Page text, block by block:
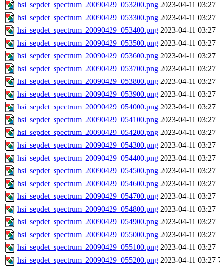
hsi_sepdet_spectrum_20090429_053200.png 2023-04-11 03:27
hsi_sepdet_spectrum_20090429_053300.png 2023-04-11 03:27
hsi_sepdet_spectrum_20090429_053400.png 2023-04-11 03:27
hsi_sepdet_spectrum_20090429_053500.png 2023-04-11 03:27
hsi_sepdet_spectrum_20090429_053600.png 2023-04-11 03:27
hsi_sepdet_spectrum_20090429_053700.png 2023-04-11 03:27
hsi_sepdet_spectrum_20090429_053800.png 2023-04-11 03:27
hsi_sepdet_spectrum_20090429_053900.png 2023-04-11 03:27
hsi_sepdet_spectrum_20090429_054000.png 2023-04-11 03:27
hsi_sepdet_spectrum_20090429_054100.png 2023-04-11 03:27
hsi_sepdet_spectrum_20090429_054200.png 2023-04-11 03:27
hsi_sepdet_spectrum_20090429_054300.png 2023-04-11 03:27
hsi_sepdet_spectrum_20090429_054400.png 2023-04-11 03:27
hsi_sepdet_spectrum_20090429_054500.png 2023-04-11 03:27
hsi_sepdet_spectrum_20090429_054600.png 2023-04-11 03:27
hsi_sepdet_spectrum_20090429_054700.png 2023-04-11 03:27
hsi_sepdet_spectrum_20090429_054800.png 2023-04-11 03:27
hsi_sepdet_spectrum_20090429_054900.png 2023-04-11 03:27
hsi_sepdet_spectrum_20090429_055000.png 2023-04-11 03:27
hsi_sepdet_spectrum_20090429_055100.png 2023-04-11 03:27
hsi_sepdet_spectrum_20090429_055200.png 2023-04-11 03:27